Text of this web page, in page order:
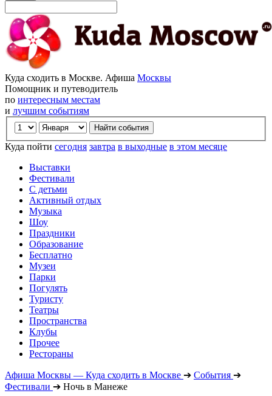
Куда сходить в Москве. Афиша Москвы
Помощник и путеводитель
по интересным местам
и лучшим событиям
Куда пойти сегодня завтра в выходные в этом месяце
Выставки
Фестивали
С детьми
Активный отдых
Музыка
Шоу
Праздники
Образование
Бесплатно
Музеи
Парки
Погулять
Туристу
Театры
Пространства
Клубы
Прочее
Рестораны
Афиша Москвы — Куда сходить в Москве ➔ События ➔
Фестивали ➔ Ночь в Манеже